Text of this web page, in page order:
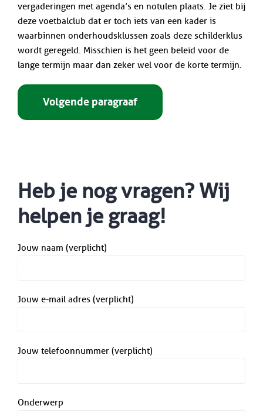
vergaderingen met agenda’s en notulen plaats. Je ziet bij
deze voetbalclub dat er toch iets van een kader is
waarbinnen onderhoudsklussen zoals deze schilderklus
wordt geregeld. Misschien is het geen beleid voor de
lange termijn maar dan zeker wel voor de korte termijn.
Volgende paragraaf
Heb je nog vragen? Wij
helpen je graag!
Jouw naam (verplicht)
Jouw e-mail adres (verplicht)
Jouw telefoonnummer (verplicht)
Onderwerp